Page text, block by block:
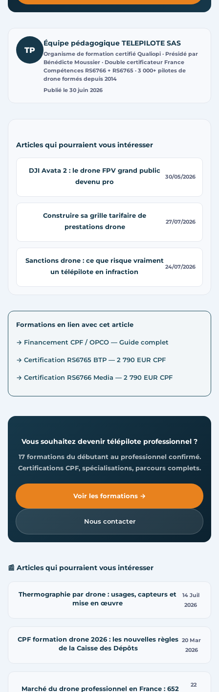
TP
Équipe pédagogique TELEPILOTE SAS
Organisme de formation certifié Qualiopi · Présidé par
Bénédicte Moussier · Double certificateur France
Compétences RS6766 + RS6765 · 3 000+ pilotes de
drone formés depuis 2014
Publié le 30 juin 2026
Articles qui pourraient vous intéresser
DJI Avata 2 : le drone FPV grand public
devenu pro
30/05/2026
Construire sa grille tarifaire de
prestations drone
27/07/2026
Sanctions drone : ce que risque vraiment
un télépilote en infraction
24/07/2026
Formations en lien avec cet article
→ Financement CPF / OPCO — Guide complet
→ Certification RS6765 BTP — 2 790 EUR CPF
→ Certification RS6766 Media — 2 790 EUR CPF
Vous souhaitez devenir télépilote professionnel ?
17 formations du débutant au professionnel confirmé.
Certifications CPF, spécialisations, parcours complets.
Voir les formations →
Nous contacter
📰 Articles qui pourraient vous intéresser
Thermographie par drone : usages, capteurs et
mise en œuvre
14 Juil
2026
CPF formation drone 2026 : les nouvelles règles
de la Caisse des Dépôts
20 Mar
2026
Marché du drone professionnel en France : 652
22